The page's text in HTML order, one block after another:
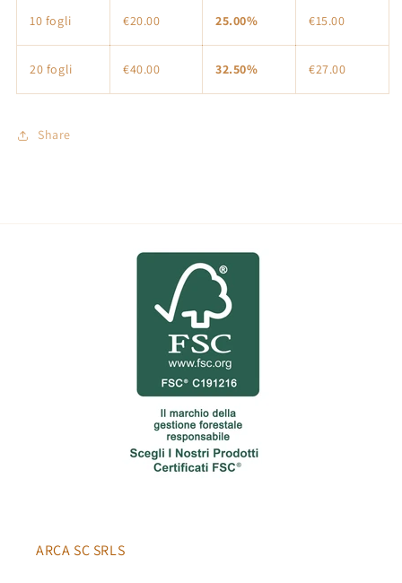
10 fogli €20.00 25.00% €15.00
20 fogli €40.00 32.50% €27.00
Share
ARCA SC SRLS